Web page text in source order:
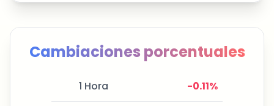
Cambiaciones porcentuales
1 Hora -0.11%